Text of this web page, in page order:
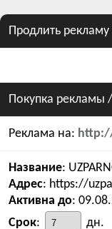
Продлить рекламу
Покупка рекламы
Реклама на:
Название:
Адрес: https://
Активна до:
Срок:
дн.